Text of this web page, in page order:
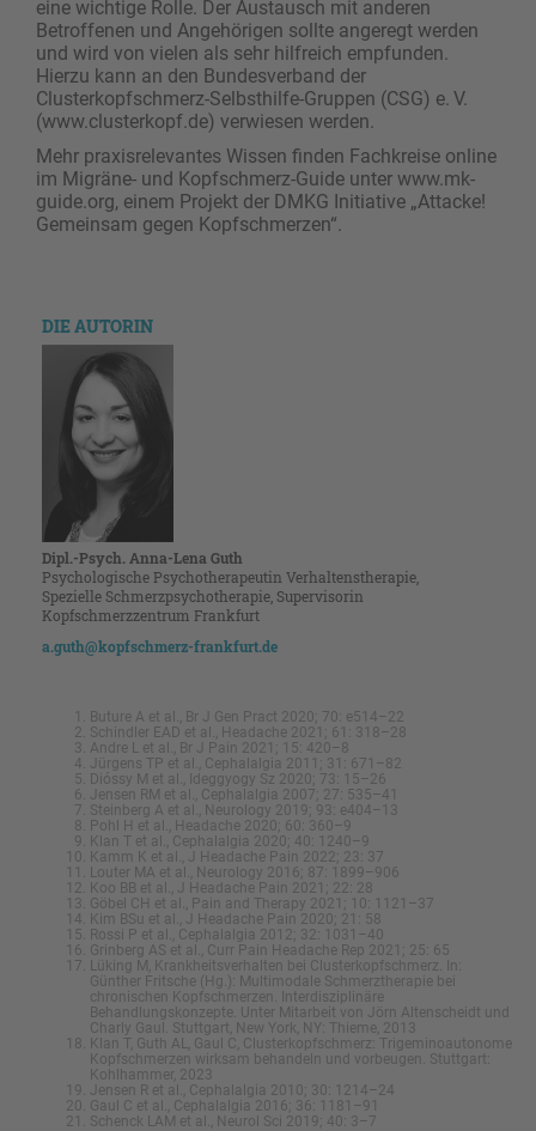
eine wichtige Rolle. Der Austausch mit anderen
Betroffenen und Angehörigen sollte angeregt werden
und wird von vielen als sehr hilfreich empfunden.
Hierzu kann an den Bundesverband der
Clusterkopfschmerz-Selbsthilfe-Gruppen (CSG) e. V.
(www.clusterkopf.de) verwiesen werden.
Mehr praxisrelevantes Wissen finden Fachkreise online
im Migräne- und Kopfschmerz-Guide unter www.mk-
guide.org, einem Projekt der DMKG Initiative „Attacke!
Gemeinsam gegen Kopfschmerzen“.
DIE AUTORIN
Dipl.-Psych. Anna-Lena Guth
Psychologische Psychotherapeutin Verhaltenstherapie,
Spezielle Schmerzpsychotherapie, Supervisorin
Kopfschmerzzentrum Frankfurt
a.guth@kopfschmerz-frankfurt.de
Buture A et al., Br J Gen Pract 2020; 70: e514–22
Schindler EAD et al., Headache 2021; 61: 318–28
Andre L et al., Br J Pain 2021; 15: 420–8
Jürgens TP et al., Cephalalgia 2011; 31: 671–82
Dióssy M et al., Ideggyogy Sz 2020; 73: 15–26
Jensen RM et al., Cephalalgia 2007; 27: 535–41
Steinberg A et al., Neurology 2019; 93: e404–13
Pohl H et al., Headache 2020; 60: 360–9
Klan T et al., Cephalalgia 2020; 40: 1240–9
Kamm K et al., J Headache Pain 2022; 23: 37
Louter MA et al., Neurology 2016; 87: 1899–906
Koo BB et al., J Headache Pain 2021; 22: 28
Göbel CH et al., Pain and Therapy 2021; 10: 1121–37
Kim BSu et al., J Headache Pain 2020; 21: 58
Rossi P et al., Cephalalgia 2012; 32: 1031–40
Grinberg AS et al., Curr Pain Headache Rep 2021; 25: 65
Lüking M, Krankheitsverhalten bei Clusterkopfschmerz. In:
Günther Fritsche (Hg.): Multimodale Schmerztherapie bei
chronischen Kopfschmerzen. Interdisziplinäre
Behandlungskonzepte. Unter Mitarbeit von Jörn Altenscheidt und
Charly Gaul. Stuttgart, New York, NY: Thieme, 2013
Klan T, Guth AL, Gaul C, Clusterkopfschmerz: Trigeminoautonome
Kopfschmerzen wirksam behandeln und vorbeugen. Stuttgart:
Kohlhammer, 2023
Jensen R et al., Cephalalgia 2010; 30: 1214–24
Gaul C et al., Cephalalgia 2016; 36: 1181–91
Schenck LAM et al., Neurol Sci 2019; 40: 3–7